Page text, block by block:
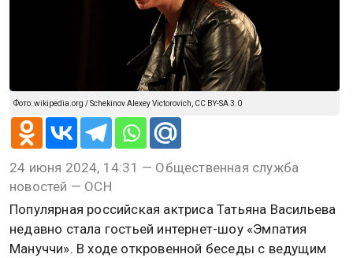
Фото: wikipedia.org / Schekinov Alexey Victorovich, CC BY-SA 3.0
24 июня 2024, 14:31 — Общественная служба
новостей — ОСН
Популярная российская актриса Татьяна Васильева
недавно стала гостьей интернет-шоу «Эмпатия
Мануччи». В ходе откровенной беседы с ведущим